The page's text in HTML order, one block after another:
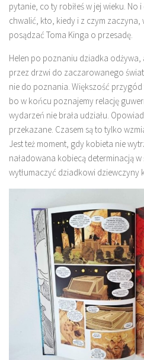
pytanie, co ty robiłeś w jej wieku. No
chwalić, kto, kiedy i z czym zaczyna,
posądzać Toma Kinga o przesadę.
Helen po poznaniu dziadka
przez drzwi do zaczarowanego
nie do poznania. Większość
bo w końcu poznajemy relację
wydarzeń nie brała udziału.
przekazane. Czasem są to tylko
Jest też moment, gdy kobieta nie
naładowana kobiecą determinacją
wytłumaczyć dziadkowi dziewczyny